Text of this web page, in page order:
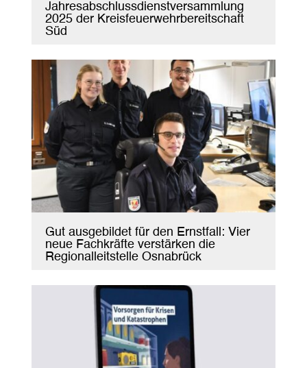
Jahresabschlussdienstversammlung
2025 der Kreisfeuerwehrbereitschaft
Süd
Gut ausgebildet für den Ernstfall: Vier
neue Fachkräfte verstärken die
Regionalleitstelle Osnabrück